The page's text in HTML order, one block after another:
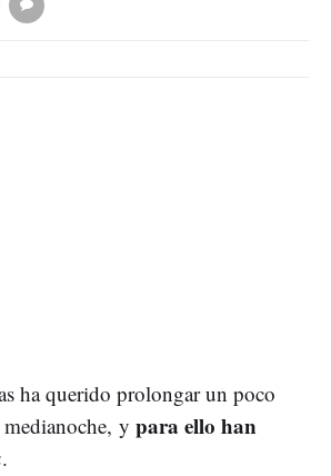
ha querido prolongar un poco
medianoche, y para ello han
.